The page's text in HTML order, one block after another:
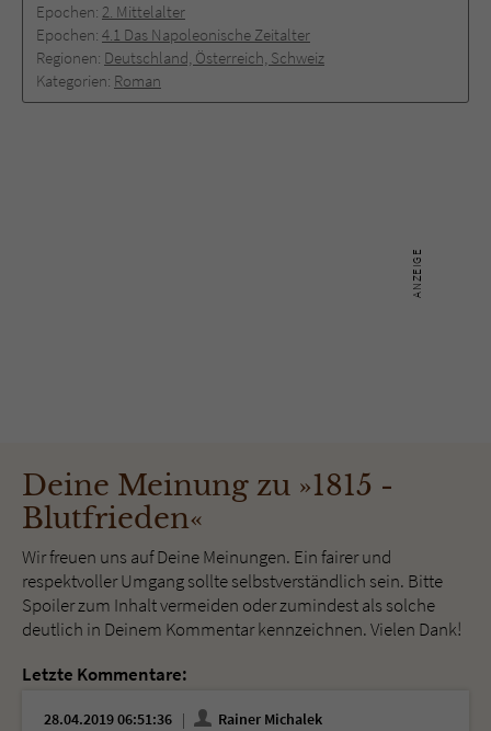
Epochen: 2. Mittelalter
Epochen: 4.1 Das Napoleonische Zeitalter
Regionen: Deutschland, Österreich, Schweiz
Kategorien: Roman
Deine Meinung zu »1815 -
Blutfrieden«
Wir freuen uns auf Deine Meinungen. Ein fairer und
respektvoller Umgang sollte selbstverständlich sein. Bitte
Spoiler zum Inhalt vermeiden oder zumindest als solche
deutlich in Deinem Kommentar kennzeichnen. Vielen Dank!
Letzte Kommentare:
28.04.2019 06:51:36
Rainer Michalek